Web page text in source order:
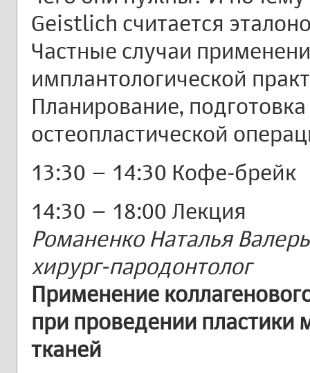
Geistlich считается
Частные случаи
имплантологической
Планирование,
остеопластической
13:30 – 14:30 Кофе-брейк
14:30 – 18:00 Лекция
Романенко Наталья
хирург-пародонтолог
Применение
при проведении пластики
тканей